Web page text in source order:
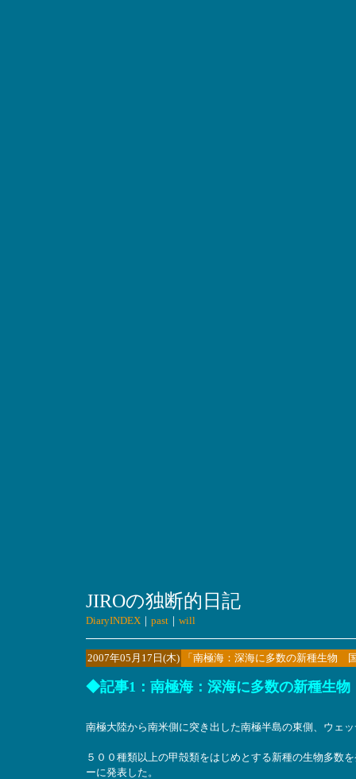
JIROの独断的日記
DiaryINDEX｜ past｜ will
2007年05月17日(木) 「南極海：深海に多数の新種生物
◆記事1：南極海：深海に多数の新種生
南極大陸から南米側に突き出した南極半島の東側、ウェ
５００種類以上の甲殻類をはじめとする新種の生物多数
ーに発表した。